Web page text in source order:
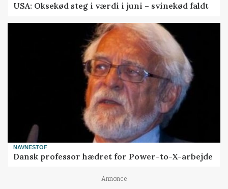
USA: Oksekød steg i værdi i juni – svinekød faldt
NAVNESTOF
Dansk professor hædret for Power-to-X-arbejde
Annonce